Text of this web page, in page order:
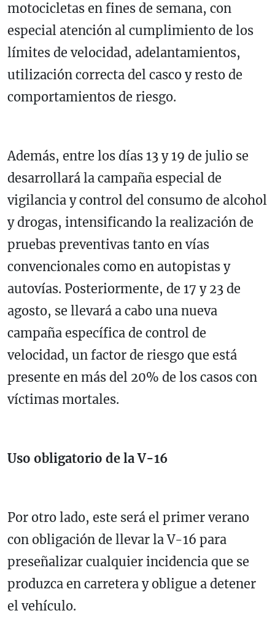
motocicletas en fines de semana, con
especial atención al cumplimiento de los
límites de velocidad, adelantamientos,
utilización correcta del casco y resto de
comportamientos de riesgo.
Además, entre los días 13 y 19 de julio se
desarrollará la campaña especial de
vigilancia y control del consumo de alcohol
y drogas, intensificando la realización de
pruebas preventivas tanto en vías
convencionales como en autopistas y
autovías. Posteriormente, de 17 y 23 de
agosto, se llevará a cabo una nueva
campaña específica de control de
velocidad, un factor de riesgo que está
presente en más del 20% de los casos con
víctimas mortales.
Uso obligatorio de la V-16
Por otro lado, este será el primer verano
con obligación de llevar la V-16 para
preseñalizar cualquier incidencia que se
produzca en carretera y obligue a detener
el vehículo.